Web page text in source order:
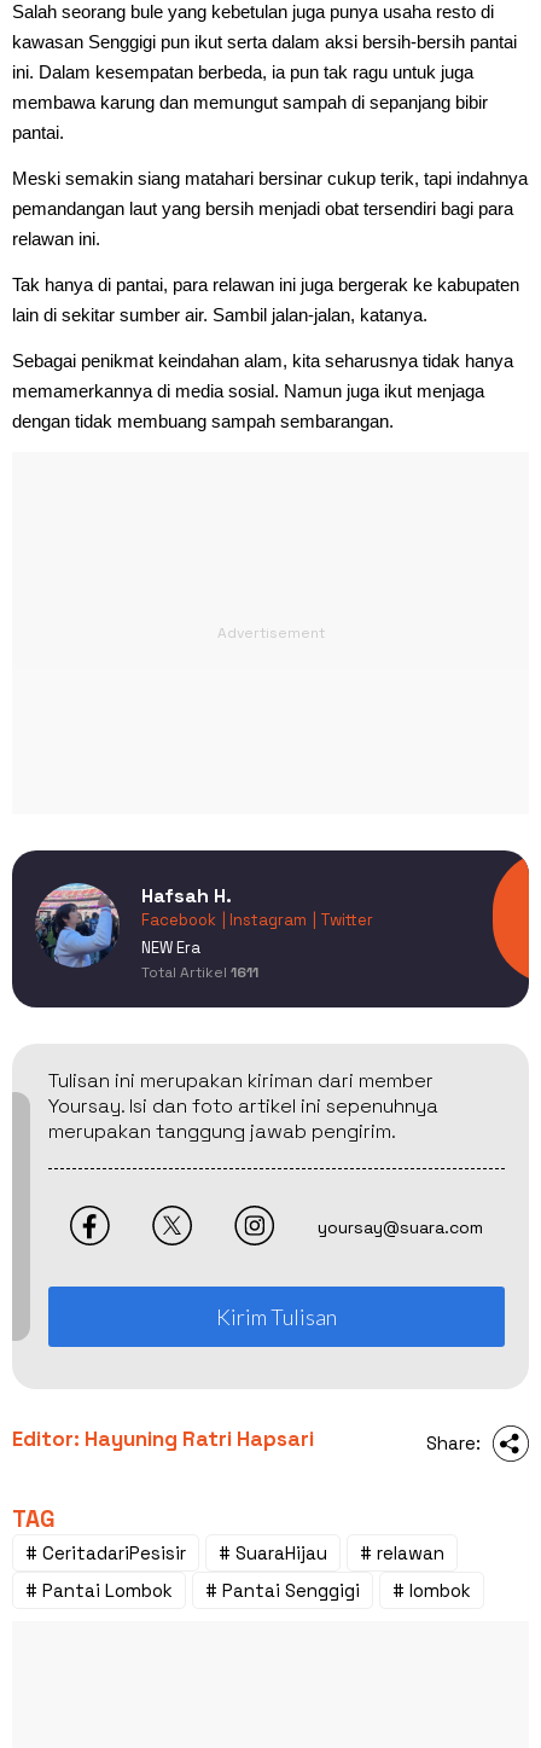
Salah seorang bule yang kebetulan juga punya usaha resto di
kawasan Senggigi pun ikut serta dalam aksi bersih-bersih pantai
ini. Dalam kesempatan berbeda, ia pun tak ragu untuk juga
membawa karung dan memungut sampah di sepanjang bibir
pantai.
Meski semakin siang matahari bersinar cukup terik, tapi indahnya
pemandangan laut yang bersih menjadi obat tersendiri bagi para
relawan ini.
Tak hanya di pantai, para relawan ini juga bergerak ke kabupaten
lain di sekitar sumber air. Sambil jalan-jalan, katanya.
Sebagai penikmat keindahan alam, kita seharusnya tidak hanya
memamerkannya di media sosial. Namun juga ikut menjaga
dengan tidak membuang sampah sembarangan.
Hafsah H.
Facebook | Instagram
| Twitter
NEW Era
Total Artikel 1611
Tulisan ini merupakan kiriman dari member
Yoursay. Isi dan foto artikel ini sepenuhnya
merupakan tanggung jawab pengirim.
yoursay@suara.com
Kirim Tulisan
Editor: Hayuning Ratri Hapsari Share:
TAG
# CeritadariPesisir # SuaraHijau
# relawan
# Pantai Lombok
# Pantai Senggigi # lombok